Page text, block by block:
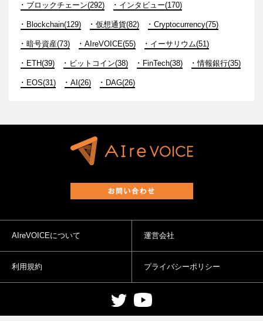
ブロックチェーン(292) インタビュー(170)
Blockchain(129) 仮想通貨(82) Cryptocurrency(75)
暗号資産(73) AIreVOICE(55) イーサリウム(51)
ETH(39) ビットコイン(38) FinTech(38) 情報銀行(35)
EOS(31) AI(26) DAG(26)
AIreVOICEについて 運営会社
利用規約 プライバシーポリシー